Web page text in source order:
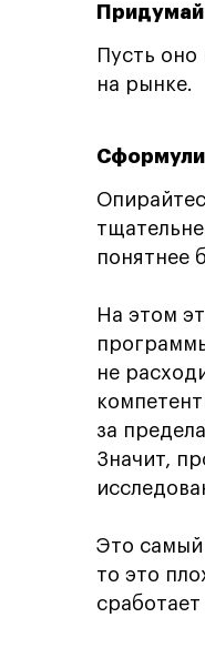
Пусть
на рынке.
понятнее
На этом
не
за
Значит,
Это самый
то это